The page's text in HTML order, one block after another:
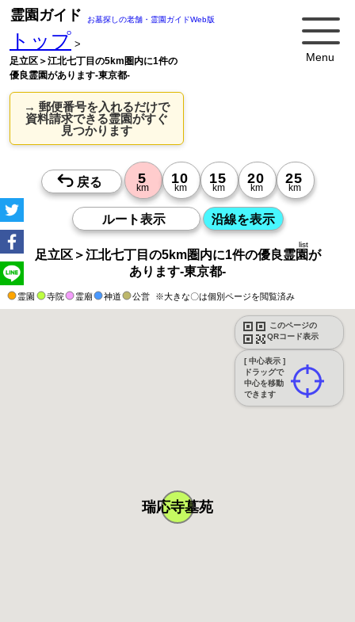
Menu
霊園ガイド お墓探しの老舗・霊園ガイドWeb版
トップ >
足立区＞江北七丁目の5km圏内に1件の
優良霊園があります-東京都-
→ 郵便番号を入れるだけで
資料請求できる霊園がすぐ
見つかります
足立区＞江北七丁目の5km圏内に1件の優良霊園が
あります-東京都-
霊園 寺院 霊廟 神道 公営 ※大きな〇は個別ページを閲覧済み
このページの
QRコード表示
[ 中心表示 ]
ドラッグで
中心を移動
できます
list
瑞応寺墓苑